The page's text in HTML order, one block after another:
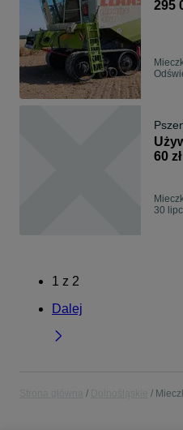
295
60 zł
30
1 z 2
Dalej